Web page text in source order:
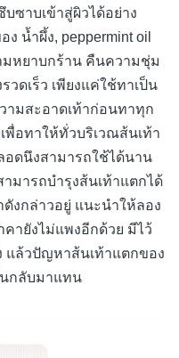
ซาบเข้าสู่ผิวได้อย่าง
น้ำผึ้ง, peppermint oil
มหยาบกร้าน คืนความชุ่ม
ดเร็ว เพียงแค่ใช้ทาเป็น
ามสะอาดเท้าก่อนทาทุก
อทาให้ทั่วบริเวณส้นเท้า
ดนึงสามารถใช้ได้นาน
ามารถบำรุงส้นเท้าแตกได้
งกล่าวอยู่ แนะนำให้ลอง
ายังไม่แพงอีกด้วย มีไว้
แล้วปัญหาส้นเท้าแตกของ
กลับมาแทน